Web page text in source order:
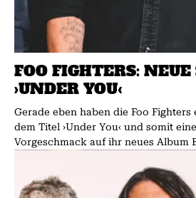
FOO FIGHTERS:
›UNDER YOU‹
Gerade eben haben die Foo Fighters
dem Titel ›Under You‹ und somit
Vorgeschmack auf ihr neues Album